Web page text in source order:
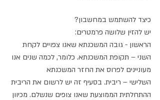
כיצד להשתמש במחשבון?
יש להזין שלושה פרמטרים:
הראשון - גובה המשכנתא שאנו צפויים לקחת
השני – תקופת המשכנתא. כלומר, לכמה שנים אנו
מעוניינים לפרוס את החזר המשכנתא
השלישי – ריבית. בסעיף זה יש לרשום את הריבית
ההתחלתית הממוצעת שאנו צופים שנשלם. מכיוון